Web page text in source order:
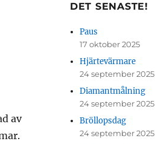
av
DET SENASTE!
Paus
17 oktober 2025
Hjärtevärmare
24 september 2025
Diamantmålning
24 september 2025
Bröllopsdag
24 september 2025